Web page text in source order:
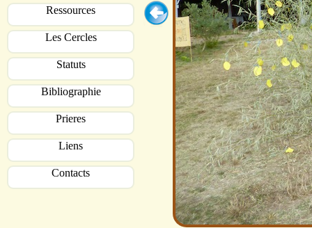
Ressources
Les Cercles
Statuts
Bibliographie
Prieres
Liens
Contacts